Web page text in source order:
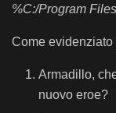
%C:/Program
Come
Armadillo,
nuovo eroe?